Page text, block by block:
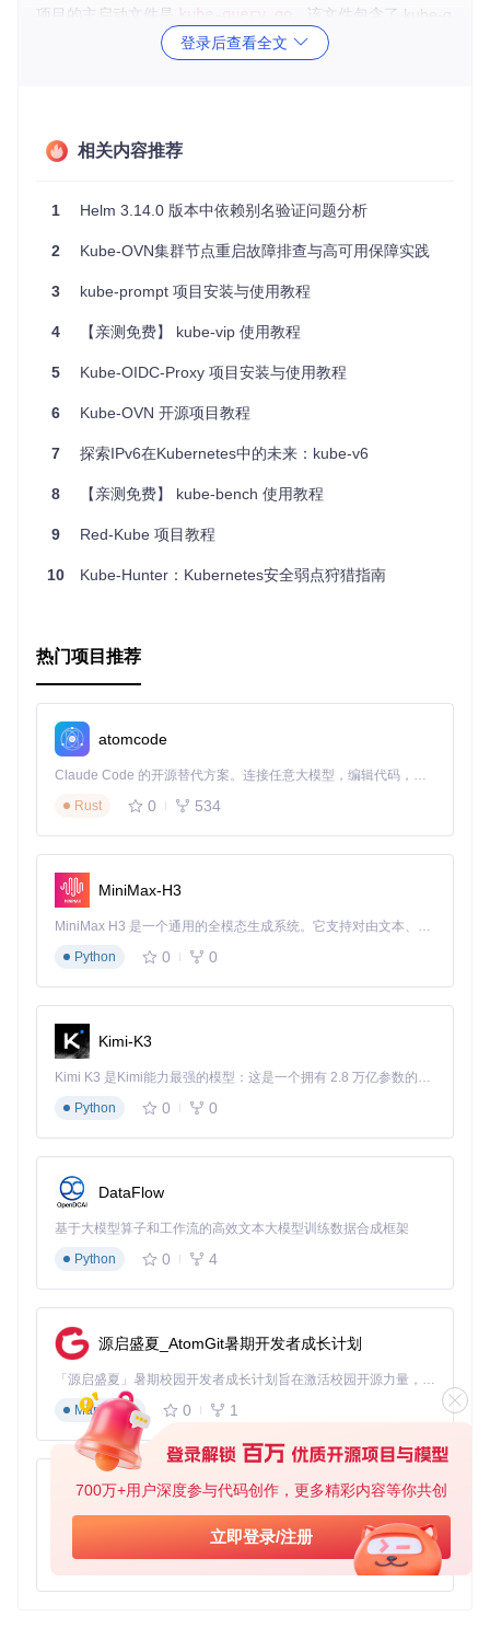
700万+用户深度参与代码创作，更多精彩内容等你共创
立即登录/注册
项目的主启动文件是 kube-query.go
。该文件包含了 kube-q
uery 的主要逻辑和启动代码。以下是该文件的关键部分介绍：
"flag"
"path/filepath"
)
func main
    kubeconfig := flag.String(
"kubeconfig"
    flag.Parse()
if err := utils.InitKubeQuery(*kubeconfig); err !=
    }
// 启动 kube-query
        log.Fatalf(
"Failed to run kube-query: %v"
main 函数: 程序的入口点，解析命令行参数并初始化 kube-
3. 项目的配置文件介绍
kube-query 的配置主要通过命令行参数进行。以下是主要的
配置参数：
-kubeconfig : 指定 kubeconfig 文件的路径，默认值为
ME/.kube/config。
./kube-query -kubeconfig=
通过上述命令，kube-query 将使用指定的 kubeconfig 文件来
连接 Kubernetes 集群并执行查询。
以上是 kube-query 项目的基本使用教程，涵盖了项目的目录
结构、启动文件和配置文件的介绍。希望这些信息能帮助你更
好地理解和使用 kube-query 项目。
登录后查看全文
相关内容推荐
1 Helm 3.14.0 版本中依赖别名验证问题分析
2 Kube-OVN集群节点重启故障排查与高可用保障实践
3 kube-prompt 项目安装与使用教程
4 【亲测免费】 kube-vip 使用教程
5 Kube-OIDC-Proxy 项目安装与使用教程
6 Kube-OVN 开源项目教程
7 探索IPv6在Kubernetes中的未来：kube-v6
8 【亲测免费】 kube-bench 使用教程
9 Red-Kube 项目教程
10 Kube-Hunter：Kubernetes安全弱点狩猎指南
热门项目推荐
atomcode
Claude Code 的开源替代方案。连接任意大模型，编辑代码，运行命令，自动验证 — 全自动执行。用 Rust 构建，极致性能。 ｜ An open-source alternative to Claude Code. Connect any LLM, edit code, run commands, and verify changes — autonomously. Built in Rust for speed. Get Started
Rust
0 534
MiniMax-H3
MiniMax H3 是一个通用的全模态生成系统。它支持对由文本、图像、视频和音频组成的多模态上下文进行统一理解，并能生成分辨率高达 2K、时长可达 15 秒的带原生立体声音频的视频。得益于面向任务泛化的系统设计，H3 在预训练阶段就已具备广泛的多模态上下文理解与生成能力，能够出色地执行复杂的多模态指令。
Python
0 0
Kimi-K3
Kimi K3 是Kimi能力最强的模型：这是一个拥有 2.8 万亿参数的混合专家（MoE）模型，具备原生视觉理解能力，并支持 100 万 token 的上下文窗口。
Python
0 0
DataFlow
基于大模型算子和工作流的高效文本大模型训练数据合成框架
Python
0 4
源启盛夏_AtomGit暑期开发者成长计划
「源启盛夏」暑期校园开发者成长计划旨在激活校园开源力量，通过积分激励、认证扶持、资源倾斜等形式，引导高校组织和开发者完成「入驻 — 建项目 — 做贡献 — 获认证 — 得资源」的完整闭环。无论你是想带领社团入驻平台的组织者，还是希望用代码贡献证明自己的开发者，都能在这里找到属于你的成长路径。
Markdown
0 1
py-xiaozhi
基于Python的Xiaozhi AI，适用于想要完整Xiaozhi体验而无需拥有专用硬件的用户。
Python
0 1